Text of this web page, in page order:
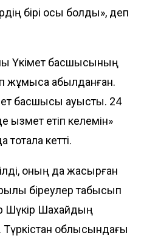
бірі осы болды», деп
Үкімет басшысының
қабылданған.
басшысы ауысты. 24
етіп келемін»
кетті.
оның да жасырған
біреулер табысып
Шүкір Шахайдың
Түркістан облысындағы